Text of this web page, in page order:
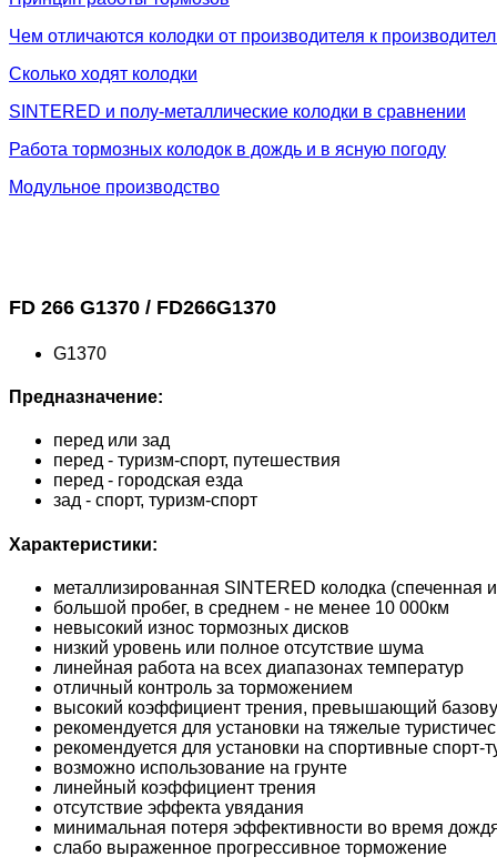
Чем отличаются колодки от производителя к
Сколько ходят колодки
SINTERED и полу-металлические колодки в сравнении
Работа тормозных колодок в дождь и в ясную погоду
Модульное производство
FD 266 G1370 / FD266G1370
G1370
Предназначение:
перед или зад
перед - туризм-спорт, путешествия
перед - городская езда
зад - спорт, туризм-спорт
Характеристики:
металлизированная SINTERED колодка (спеченная
большой пробег, в среднем - не менее 10 000км
невысокий износ тормозных дисков
низкий уровень или полное отсутствие шума
линейная работа на всех диапазонах температур
отличный контроль за торможением
высокий коэффициент трения, превышающий
рекомендуется для установки на тяжелые
рекомендуется для установки на спортивные спорт-
возможно использование на грунте
линейный коэффициент трения
отсутствие эффекта увядания
минимальная потеря эффективности во время
слабо выраженное прогрессивное торможение